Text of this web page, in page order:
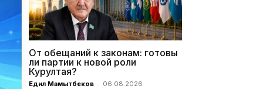
От обещаний к законам: готовы
ли партии к новой роли
Курултая?
Едил Мамытбеков - 06.08.2026